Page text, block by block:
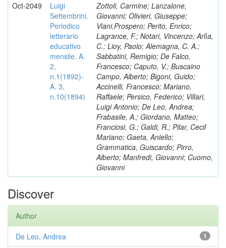
Oct-2049
Luigi
Settembrini.
Periodico
letterario
educativo
mensile. A.
2,
n.1(1892)-
A. 3,
n.10(1894)
Zottoli, Carmine; Lanzalone,
Giovanni; Olivieri, Giuseppe;
Viani,Prospero; Perito, Enrico;
Lagrance, F.; Notari, Vincenzo; Arlìa,
C.; Lioy, Paolo; Alemagna, C. A.;
Sabbatini, Remigio; De Falco,
Francesco; Caputo, V.; Buscaino
Campo, Alberto; Bigoni, Guido;
Accinelli, Francesco; Mariano,
Raffaele; Persico, Federico; Villari,
Luigi Antonio; De Leo, Andrea;
Frabasile, A.; Giordano, Matteo;
Franciosi, G.; Galdi, R.; Pilar, Cecil
Mariano; Gaeta, Aniello;
Grammatica, Guiscardo; Pirro,
Alberto; Manfredi, Giovanni; Cuomo,
Giovanni
Discover
Author
1
De Leo, Andrea